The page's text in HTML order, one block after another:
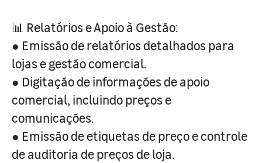
📊 Relatórios e Apoio à Gestão:
● Emissão de relatórios detalhados para
lojas e gestão comercial.
● Digitação de informações de apoio
comercial, incluindo preços e
comunicações.
● Emissão de etiquetas de preço e controle
de auditoria de preços de loja.